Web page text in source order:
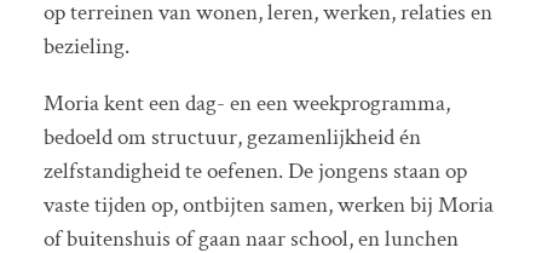
op terreinen van wonen, leren, werken, relaties en
bezieling.
Moria kent een dag- en een weekprogramma,
bedoeld om structuur, gezamenlijkheid én
zelfstandigheid te oefenen. De jongens staan op
vaste tijden op, ontbijten samen, werken bij Moria
of buitenshuis of gaan naar school, en lunchen